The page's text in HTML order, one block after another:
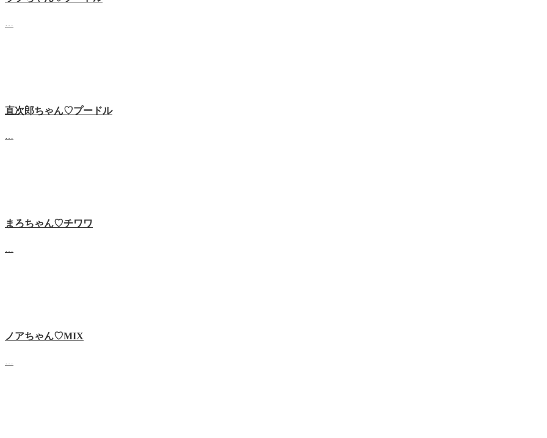
直次郎ちゃん♡プードル
まろちゃん♡チワワ
ノアちゃん♡‬MIX